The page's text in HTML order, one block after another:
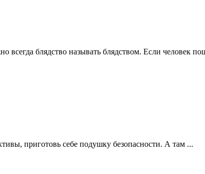
всегда блядство называть блядством. Если человек
приготовь себе подушку безопасности. А там ...